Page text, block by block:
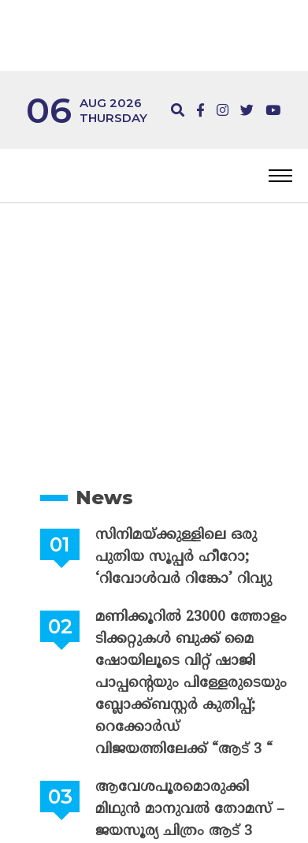
06 AUG 2026
THURSDAY
News
സിനിമയ്ക്കുള്ളിലെ ഒരു
പുതിയ സൂപ്പർ ഹീറോ;
‘റിവോൾവർ റിങ്കോ’ റിവ്യു
മണിക്കൂറിൽ 23000 ത്തോളം
ടിക്കറ്റുകൾ ബുക്ക് മൈ
ഷോയിലൂടെ വിറ്റ് ഷാജി
പാപ്പന്റെയും പിള്ളേരുടെയും
ബ്ലോക്ക്ബസ്റ്റർ കുതിപ്പ്;
റെക്കോർഡ്
വിജയത്തിലേക്ക് “ആട് 3 “
ആവേശപൂരമൊരുക്കി
മിഥുൻ മാനുവൽ തോമസ് –
ജയസൂര്യ ചിത്രം ആട് 3